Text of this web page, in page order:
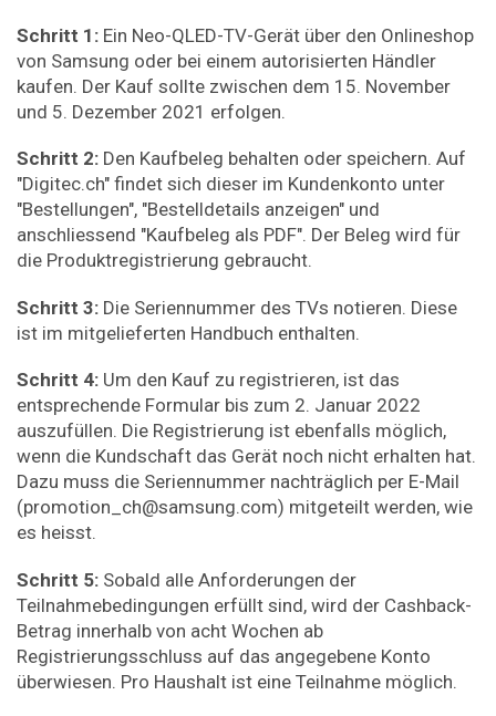
Schritt 1: Ein Neo-QLED-TV-Gerät über den Onlineshop
von Samsung oder bei einem autorisierten Händler
kaufen. Der Kauf sollte zwischen dem 15. November
und 5. Dezember 2021 erfolgen.
Schritt 2: Den Kaufbeleg behalten oder speichern. Auf
"Digitec.ch" findet sich dieser im Kundenkonto unter
"Bestellungen", "Bestelldetails anzeigen" und
anschliessend "Kaufbeleg als PDF". Der Beleg wird für
die Produktregistrierung gebraucht.
Schritt 3: Die Seriennummer des TVs notieren. Diese
ist im mitgelieferten Handbuch enthalten.
Schritt 4: Um den Kauf zu registrieren, ist das
entsprechende Formular bis zum 2. Januar 2022
auszufüllen. Die Registrierung ist ebenfalls möglich,
wenn die Kundschaft das Gerät noch nicht erhalten hat.
Dazu muss die Seriennummer nachträglich per E-Mail
(promotion_ch@samsung.com) mitgeteilt werden, wie
es heisst.
Schritt 5: Sobald alle Anforderungen der
Teilnahmebedingungen erfüllt sind, wird der Cashback-
Betrag innerhalb von acht Wochen ab
Registrierungsschluss auf das angegebene Konto
überwiesen. Pro Haushalt ist eine Teilnahme möglich.